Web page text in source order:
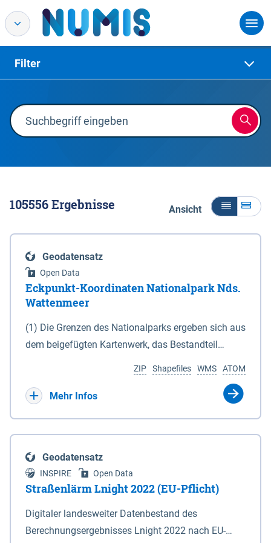
Filter
105556Ergebnisse Ansicht
Geodatensatz
Open Data
Eckpunkt-Koordinaten Nationalpark Nds.
Wattenmeer
(1) Die Grenzen des Nationalparks ergeben sich aus
dem beigefügten Kartenwerk, das Bestandteil
(DTK) im Maßstab 1 : 100 000 (Anlage 2), 2.
verkleinerte Amtliche Karte 1 : 5 000 (AK5) im
projizierte Koordinaten im Europäischen
Terrestrischen Referenzsystem 1989 (ETRS 89) mit
der Universalen Transversalen Mercator-Abbildung
bezogen auf die Zone 32 N (UTM 32N) dargestellt
(Anlage 4); Gleiches gilt für die geografischen
ATOM
WMS
Shapefiles
ZIP
Mehr Infos
Geodatensatz
INSPIRE Open Data
Straßenlärm Lnight 2022 (EU-Pflicht)
Digitaler landesweiter Datenbestand des
Berechnungsergebnisses Lnight 2022 nach EU-